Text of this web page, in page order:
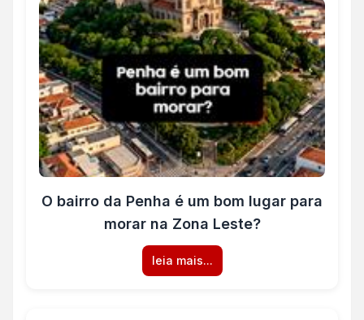
O bairro da Penha é um bom lugar para
morar na Zona Leste?
leia mais...